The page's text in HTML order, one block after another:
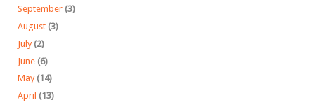
September (3)
August (3)
July (2)
June (6)
May (14)
April (13)